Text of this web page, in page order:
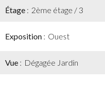
Étage 2ème étage / 3
Exposition Ouest
Vue Dégagée Jardin